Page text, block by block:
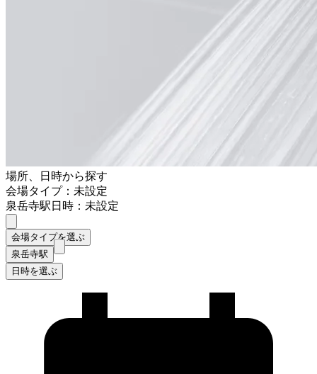
場所、日時から探す
会場タイプ：未設定
泉岳寺駅日時：未設定
会場タイプを選ぶ
泉岳寺駅
日時を選ぶ